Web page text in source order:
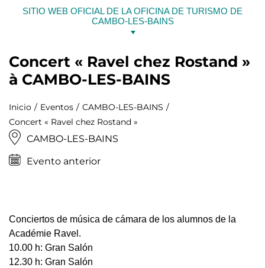
SITIO WEB OFICIAL DE LA OFICINA DE TURISMO DE
CAMBO-LES-BAINS
Concert « Ravel chez Rostand »
à CAMBO-LES-BAINS
Inicio Eventos
CAMBO-LES-BAINS
Concert « Ravel chez Rostand »
CAMBO-LES-BAINS
Evento anterior
Conciertos de música de cámara de los alumnos de la
Académie Ravel.
10.00 h: Gran Salón
12.30 h: Gran Salón